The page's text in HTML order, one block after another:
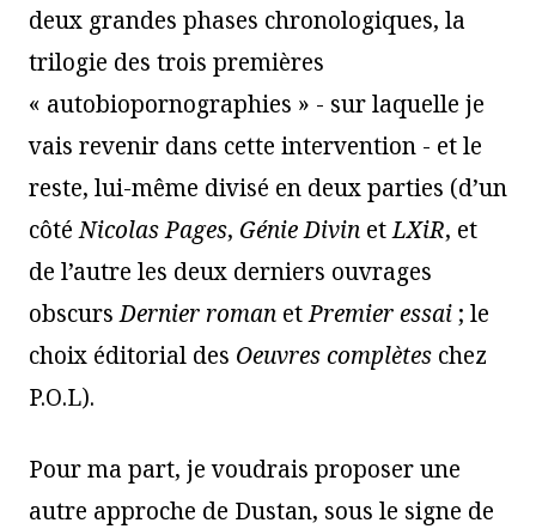
deux grandes phases chronologiques, la
trilogie des trois premières
« autobiopornographies » - sur laquelle je
vais revenir dans cette intervention - et le
reste, lui-même divisé en deux parties (d’un
côtéNicolas Pages, Génie Divin etLXiR, et
de l’autre les deux derniers ouvrages
obscursDernier roman etPremier essai ; le
choix éditorial des Oeuvres complètes chez
P.O.L).
Pour ma part, je voudrais proposer une
autre approche de Dustan, sous le signe de